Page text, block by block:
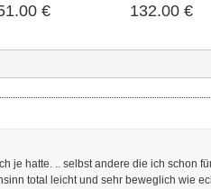
€ 132.00 €
je hatte. .. selbst andere die ich schon
total leicht und sehr beweglich wie